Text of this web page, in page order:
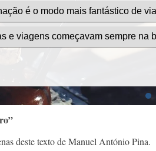
deste texto de Manuel António Pina.